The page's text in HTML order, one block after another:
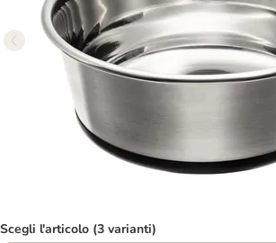
Scegli l'articolo (3 varianti)